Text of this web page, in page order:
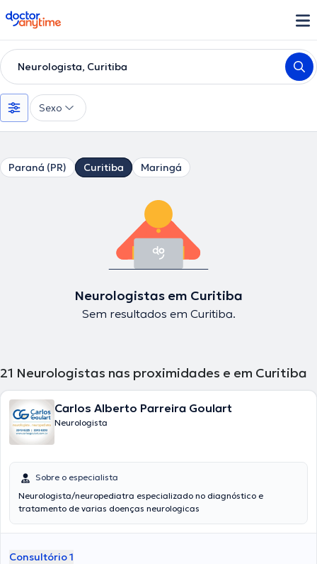
doctoranytime
Neurologista, Curitiba
Sexo
Paraná (PR) Curitiba Maringá
Neurologistas em Curitiba
Sem resultados em Curitiba.
21 Neurologistas nas proximidades e em Curitiba
Carlos Alberto Parreira Goulart
Neurologista
Sobre o especialista
Neurologista/neuropediatra especializado no diagnóstico e
tratamento de varias doenças neurologicas
Consultório 1